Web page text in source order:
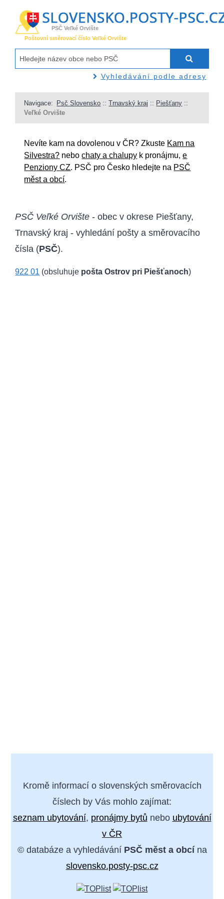
PSČ Veľké Orvište
Poštovní směrovací číslo Veľké Orvište
Vyhledávání podle adresy
Navigace: Psč Slovensko ::Trnavský kraj :: Piešťany ::
Veľké Orvište
Nevíte kam na dovolenou v ČR? Zkuste Kam na
Silvestra? nebochaty a chalupy k pronájmu,e
Penziony CZ. PSČ pro Česko hledejte na PSČ
měst a obcí.
PSČ Veľké Orvište - obec v okrese Piešťany,
Trnavský kraj - vyhledání pošty a směrovacího
čísla (PSČ).
922 01 (obsluhuje pošta Ostrov pri Piešťanoch)
Kromě informací o slovenských směrovacích
číslech by Vás mohlo zajímat:
seznam ubytování, pronájmy bytů nebo ubytování
v ČR
© databáze a vyhledávání PSČ měst a obcína
slovensko.posty-psc.cz